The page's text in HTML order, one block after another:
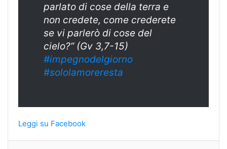
parlato di cose della terra e
non credete, come crederete
se vi parlerò di cose del
cielo?” (Gv 3,7-15)
#impegnodelgiorno
#sololamoreresta
Leggi su Facebook